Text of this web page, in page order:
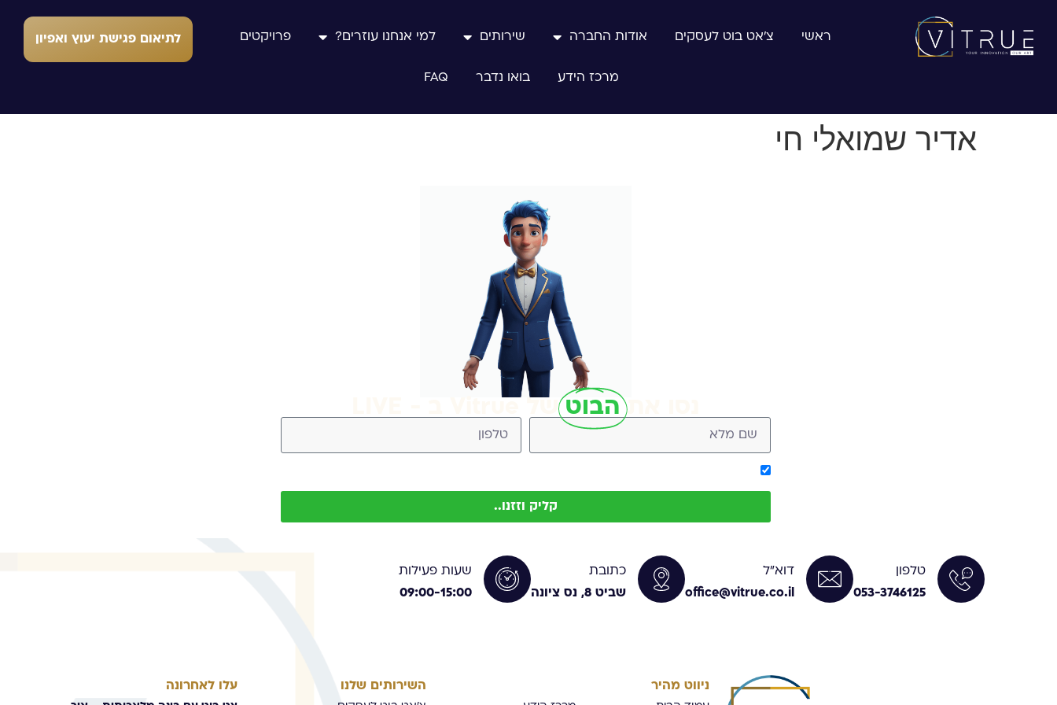
ראשי צ׳אט בוט לעסקים אודות החברה שירותים למי אנחנו עוזרים? פרויקטים
מרכז הידע בואו נדבר FAQ
לתיאום פגישת יעוץ ואפיון
אדיר שמואלי חי
נסו את הבוט של Vitrue ב - LIVE
קליק וזזנו..
טלפון
053-3746125
דוא"ל
office@vitrue.co.il
כתובת
שביט 8, נס ציונה
שעות פעילות
09:00-15:00
ניווט מהיר השירותים שלנו עלו לאחרונה